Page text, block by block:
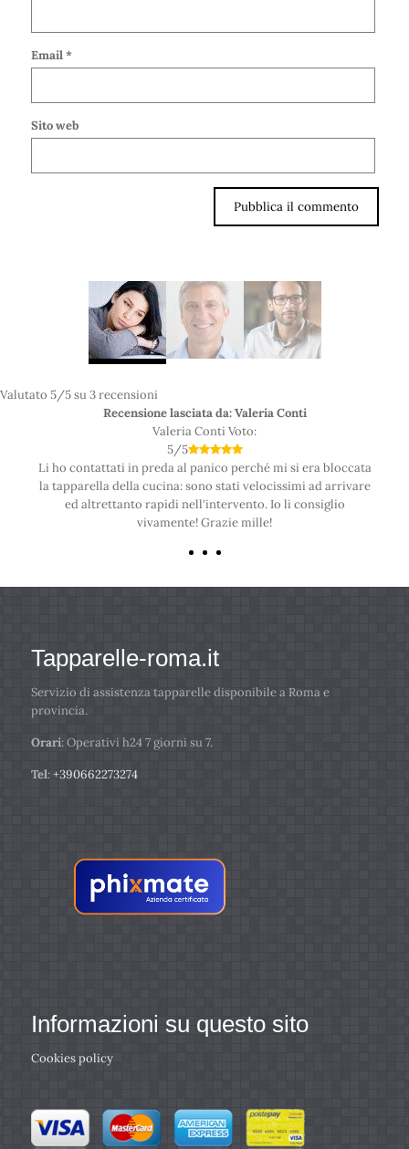
Email*
Sito web
Valutato 5/5 su3recensioni
Recensione lasciata da: Valeria Conti
Valeria Conti Voto:
5/5
Li ho contattati in preda al panico perché mi si era bloccata
la tapparella della cucina: sono stati velocissimi ad arrivare
ed altrettanto rapidi nell'intervento. Io li consiglio
vivamente! Grazie mille!
Tapparelle-roma.it
Servizio di assistenza tapparelle disponibile a Roma e
provincia.
Orari: Operativi h24 7 giorni su 7.
Tel:+390662273274
Informazioni su questo sito
Cookies policy